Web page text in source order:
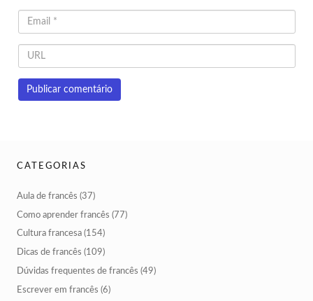
CATEGORIAS
Aula de francês (37)
Como aprender francês (77)
Cultura francesa (154)
Dicas de francês (109)
Dúvidas frequentes de francês (49)
Escrever em francês (6)